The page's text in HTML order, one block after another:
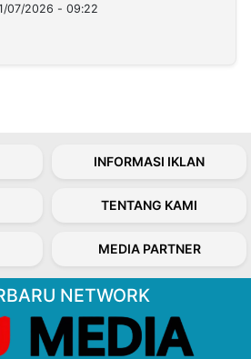
07/2026 - 09:22
INFORMASI IKLAN
TENTANG KAMI
MEDIA PARTNER
NETWORK